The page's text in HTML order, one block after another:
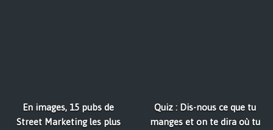
En images, 15 pubs de
Street Marketing les plus
Quiz : Dis-nous ce que tu
manges et on te dira où tu